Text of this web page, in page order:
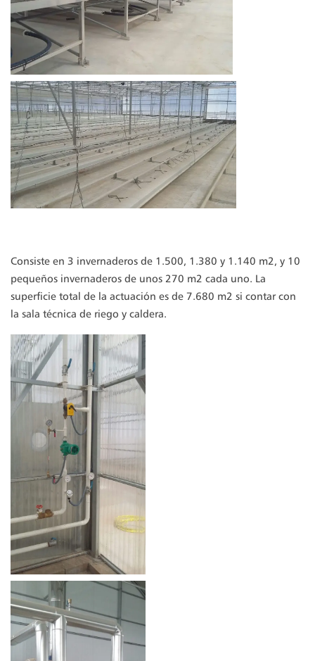
Consiste en 3 invernaderos de 1.500, 1.380 y 1.140 m2, y 10
pequeños invernaderos de unos 270 m2 cada uno. La
superficie total de la actuación es de 7.680 m2 si contar con
la sala técnica de riego y caldera.